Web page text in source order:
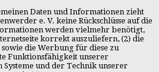
Daten und Informationen zieht
e. V. keine Rückschlüsse auf die
werden vielmehr benötigt,
korrekt auszuliefern, (2) die
die Werbung für diese zu
Funktionsfähigkeit unserer
und der Technik unserer